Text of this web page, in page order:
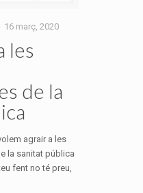
16 març, 2020
les
de la
agrair a les
la sanitat pública
fent no té preu,